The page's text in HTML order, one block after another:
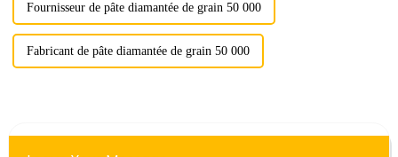
Fournisseur de pâte diamantée de grain 50 000
Fabricant de pâte diamantée de grain 50 000